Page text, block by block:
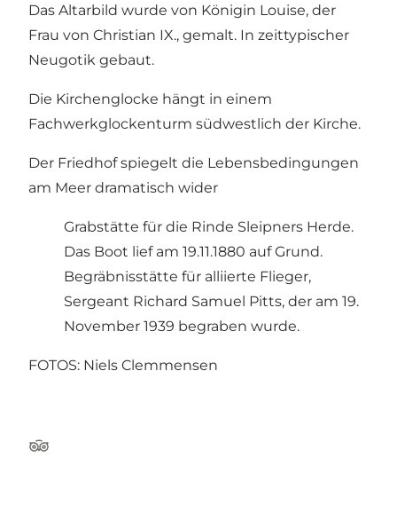
Das Altarbild wurde von Königin Louise, der
Frau von Christian IX., gemalt. In zeittypischer
Neugotik gebaut.
Die Kirchenglocke hängt in einem
Fachwerkglockenturm südwestlich der Kirche.
Der Friedhof spiegelt die Lebensbedingungen
am Meer dramatisch wider
Grabstätte für die Rinde Sleipners Herde.
Das Boot lief am 19.11.1880 auf Grund.
Begräbnisstätte für alliierte Flieger,
Sergeant Richard Samuel Pitts, der am 19.
November 1939 begraben wurde.
FOTOS: Niels Clemmensen
TripAdvisor